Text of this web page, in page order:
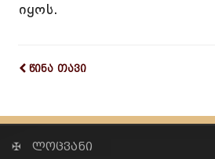
იყოს.
წინა თავი
✠ ლოცვანი